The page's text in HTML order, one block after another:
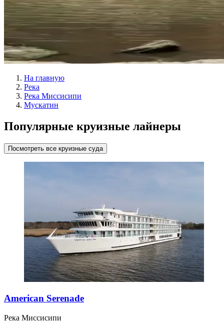
На главную
Река
Река Миссисипи
Мускатин
Популярные круизные лайнеры
Посмотреть все круизные суда
American Serenade
Река Миссисипи